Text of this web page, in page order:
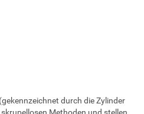
durch die Zylinder